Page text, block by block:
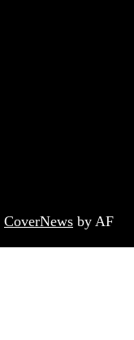
CoverNews by AF